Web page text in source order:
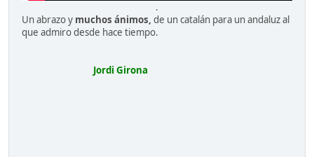
.
Un abrazo y muchos ánimos, de un catalán para un andaluz al
que admiro desde hace tiempo.
Jordi Girona